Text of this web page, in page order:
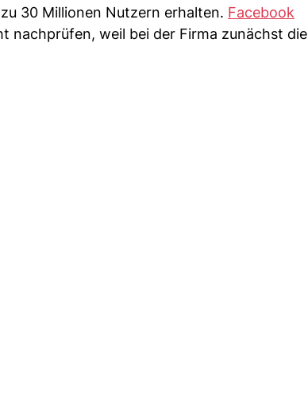
30 Millionen Nutzern erhalten. Facebook
nachprüfen, weil bei der Firma zunächst die